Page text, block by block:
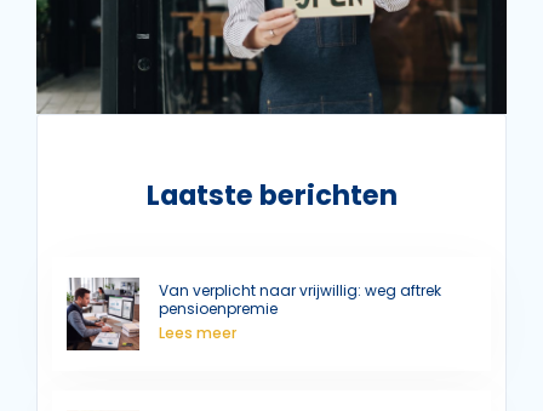
Laatste berichten
Van verplicht naar vrijwillig: weg aftrek
pensioenpremie
Lees meer